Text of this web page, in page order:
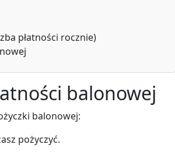
płatności rocznie)
balonowej
balonowej:
pożyczyć.